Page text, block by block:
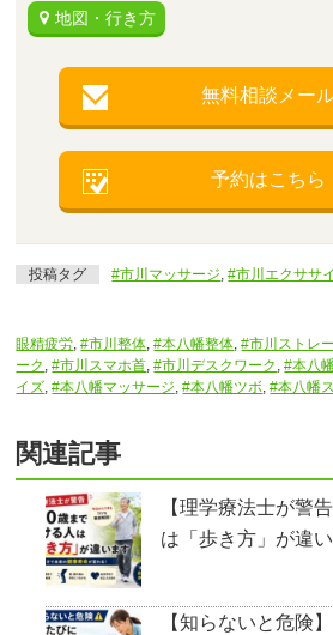
地図・行き方
無料相談メー
予約はこちら
投稿タグ #市川マッサージ,#市川エクササ
眼精疲労,#市川整体,#本八幡整体,#市川ストレ
ーク ,#市川スマホ首,#市川デスクワーク ,#本八
イズ,#本八幡マッサージ,#本八幡ツボ,#本八幡
関連記事
【理学療法士が警
は「歩き方」が違
【知らないと危険